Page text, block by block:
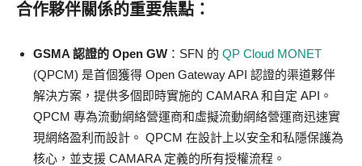
合作夥伴關係的重要焦點：
GSMA 認證的 Open GW ：SFN 的 QP Cloud MONET
(QPCM) 是首個獲得 Open Gateway API 認證的渠道夥伴
解決方案，提供多個即時實施的 CAMARA 和自定 API。
QPCM 專為流動網絡營運商和虛擬流動網絡營運商迅速實
現網絡盈利而設計。 QPCM 在設計上以安全和私隱保護為
核心，並支援 CAMARA 定義的所有授權流程。